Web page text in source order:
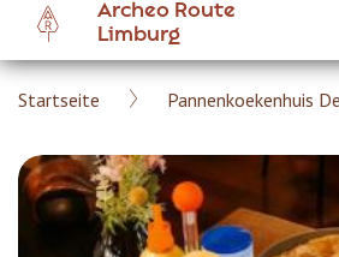
main
content
Archeo Route
Limburg
Breadcrumb
Startseite Pannenkoekenhuis